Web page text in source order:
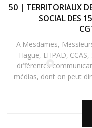
50 | TERRITORIAUX
SOCIAL DES
A Mesdames,
Hague, EHPAD,
différentes
médias, dont on peut